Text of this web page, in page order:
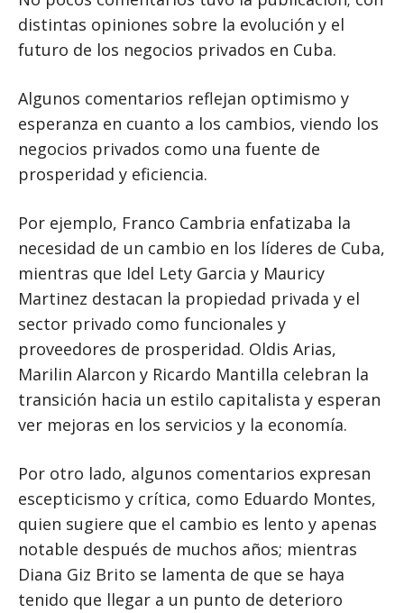
distintas opiniones sobre la evolución y el
futuro de los negocios privados en Cuba.
Algunos comentarios reflejan optimismo y
esperanza en cuanto a los cambios, viendo los
negocios privados como una fuente de
prosperidad y eficiencia.
Por ejemplo, Franco Cambria enfatizaba la
necesidad de un cambio en los líderes de Cuba,
mientras que Idel Lety Garcia y Mauricy
Martinez destacan la propiedad privada y el
sector privado como funcionales y
proveedores de prosperidad. Oldis Arias,
Marilin Alarcon y Ricardo Mantilla celebran la
transición hacia un estilo capitalista y esperan
ver mejoras en los servicios y la economía.
Por otro lado, algunos comentarios expresan
escepticismo y crítica, como Eduardo Montes,
quien sugiere que el cambio es lento y apenas
notable después de muchos años; mientras
Diana Giz Brito se lamenta de que se haya
tenido que llegar a un punto de deterioro